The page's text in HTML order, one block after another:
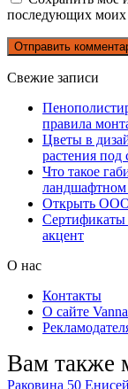
последующих моих
Свежие записи
правила
Цветы в
растения под
Что такое
ландшафтном
Открыть
Сертификаты
акцент
О нас
Контакты
О сайте
Вам также
Раковина 50